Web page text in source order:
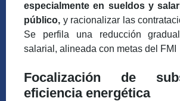
especialmente en sueldos y
público, y racionalizar las
Se perfila una reducción
salarial, alineada con metas del FMI
Focalización de
eficiencia energética